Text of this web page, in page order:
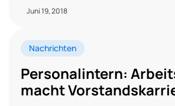
Juni 19, 2018
Nachrichten
Personalintern:
macht